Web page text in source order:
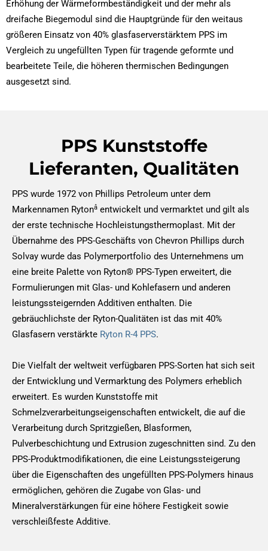
Erhöhung der Wärmeformbeständigkeit und der mehr als
dreifache Biegemodul sind die Hauptgründe für den weitaus
größeren Einsatz von 40% glasfaserverstärktem PPS im
Vergleich zu ungefüllten Typen für tragende geformte und
bearbeitete Teile, die höheren thermischen Bedingungen
ausgesetzt sind.
PPS Kunststoffe
Lieferanten, Qualitäten
PPS wurde 1972 von Phillips Petroleum unter dem
Markennamen Rytonâ entwickelt und vermarktet und gilt als
der erste technische Hochleistungsthermoplast. Mit der
Übernahme des PPS-Geschäfts von Chevron Phillips durch
Solvay wurde das Polymerportfolio des Unternehmens um
eine breite Palette von Ryton® PPS-Typen erweitert, die
Formulierungen mit Glas- und Kohlefasern und anderen
leistungssteigernden Additiven enthalten. Die
gebräuchlichste der Ryton-Qualitäten ist das mit 40%
Glasfasern verstärkte Ryton R-4 PPS.
Die Vielfalt der weltweit verfügbaren PPS-Sorten hat sich seit
der Entwicklung und Vermarktung des Polymers erheblich
erweitert. Es wurden Kunststoffe mit
Schmelzverarbeitungseigenschaften entwickelt, die auf die
Verarbeitung durch Spritzgießen, Blasformen,
Pulverbeschichtung und Extrusion zugeschnitten sind. Zu den
PPS-Produktmodifikationen, die eine Leistungssteigerung
über die Eigenschaften des ungefüllten PPS-Polymers hinaus
ermöglichen, gehören die Zugabe von Glas- und
Mineralverstärkungen für eine höhere Festigkeit sowie
verschleißfeste Additive.